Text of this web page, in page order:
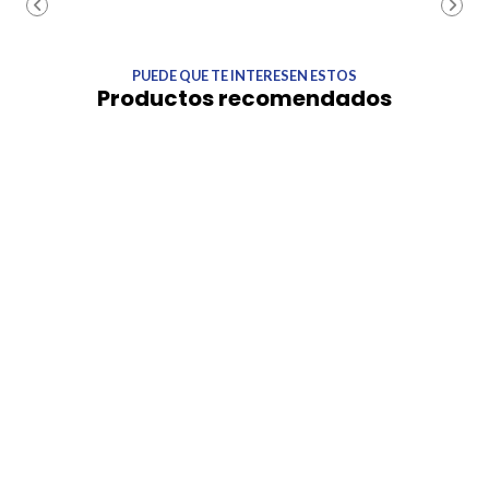
PUEDE QUE TE INTERESEN ESTOS
Productos recomendados